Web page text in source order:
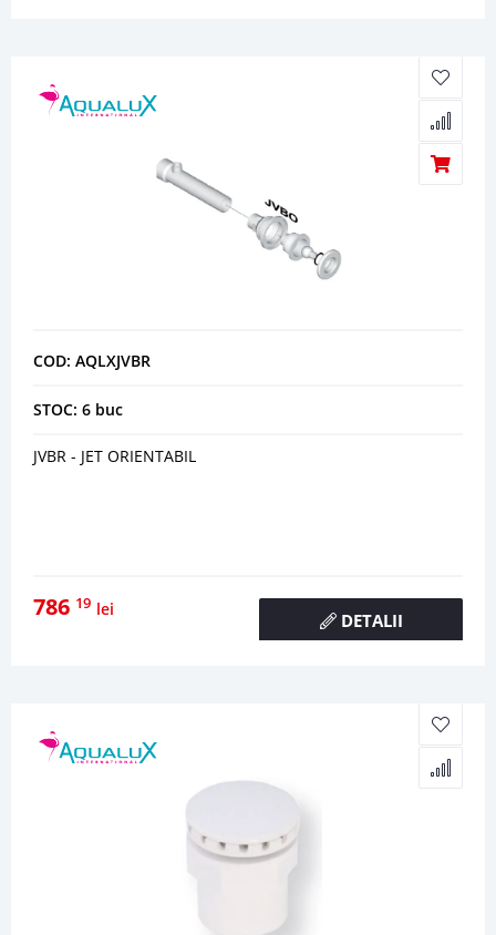
COD: AQLXJVBR
STOC: 6 buc
JVBR - JET ORIENTABIL
786 19 lei
DETALII